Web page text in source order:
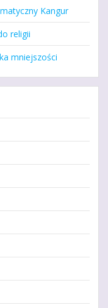
Kangur
religii
mniejszości